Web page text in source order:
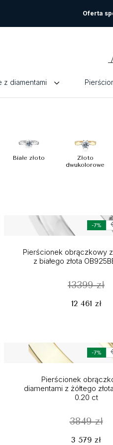
Oferta
z diamentami
Białe złoto
Złoto
dwukolorowe
-7%
Pierścionek obrączkowy
z białego złota
13399 zł
12 461 zł
-7%
Pierścionek
diamentami z żółtego
0.20 ct
3849 zł
3 579 zł